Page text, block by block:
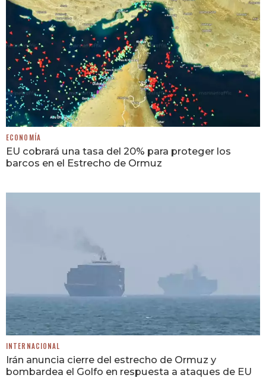
ECONOMÍA
EU cobrará una tasa del 20% para proteger los
barcos en el Estrecho de Ormuz
INTERNACIONAL
Irán anuncia cierre del estrecho de Ormuz y
bombardea el Golfo en respuesta a ataques de EU